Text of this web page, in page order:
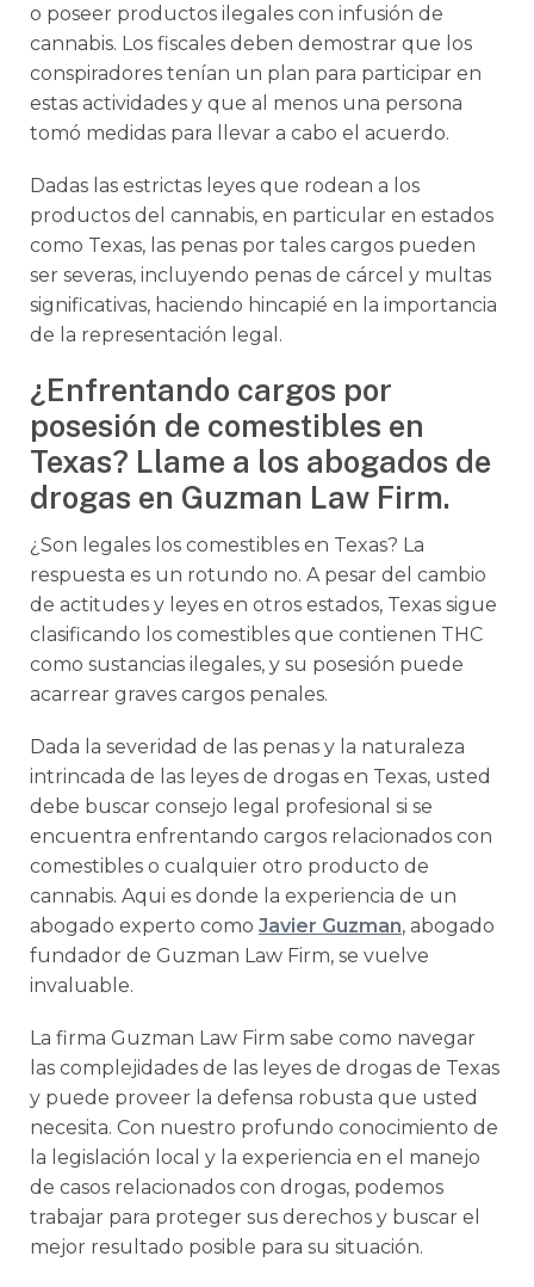
o poseer productos ilegales con infusión de
cannabis. Los fiscales deben demostrar que los
conspiradores tenían un plan para participar en
estas actividades y que al menos una persona
tomó medidas para llevar a cabo el acuerdo.
Dadas las estrictas leyes que rodean a los
productos del cannabis, en particular en estados
como Texas, las penas por tales cargos pueden
ser severas, incluyendo penas de cárcel y multas
significativas, haciendo hincapié en la importancia
de la representación legal.
¿Enfrentando cargos por
posesión de comestibles en
Texas? Llame a los abogados de
drogas en Guzman Law Firm.
¿Son legales los comestibles en Texas? La
respuesta es un rotundo no. A pesar del cambio
de actitudes y leyes en otros estados, Texas sigue
clasificando los comestibles que contienen THC
como sustancias ilegales, y su posesión puede
acarrear graves cargos penales.
Dada la severidad de las penas y la naturaleza
intrincada de las leyes de drogas en Texas, usted
debe buscar consejo legal profesional si se
encuentra enfrentando cargos relacionados con
comestibles o cualquier otro producto de
cannabis. Aqui es donde la experiencia de un
abogado experto como Javier Guzman, abogado
fundador de Guzman Law Firm, se vuelve
invaluable.
La firma Guzman Law Firm sabe como navegar
las complejidades de las leyes de drogas de Texas
y puede proveer la defensa robusta que usted
necesita. Con nuestro profundo conocimiento de
la legislación local y la experiencia en el manejo
de casos relacionados con drogas, podemos
trabajar para proteger sus derechos y buscar el
mejor resultado posible para su situación.